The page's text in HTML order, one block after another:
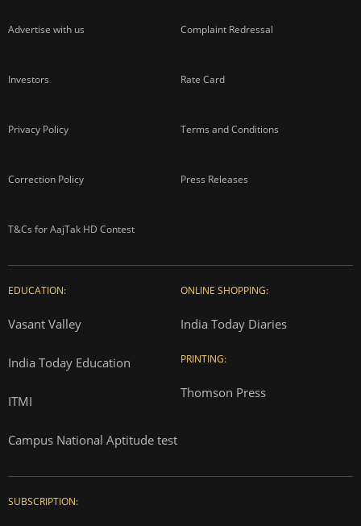
Advertise with us Complaint Redressal
Investors Rate Card
Privacy Policy Terms and Conditions
Correction Policy Press Releases
T&Cs for AajTak HD Contest
EDUCATION:
Vasant Valley
India Today Education
ITMI
Campus National Aptitude test
ONLINE SHOPPING:
India Today Diaries
PRINTING:
Thomson Press
SUBSCRIPTION: